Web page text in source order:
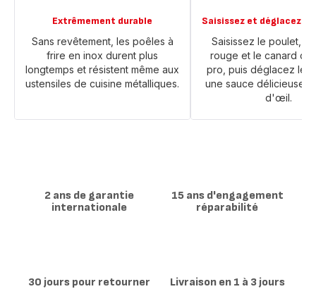
Extrêmement durable
Sans revêtement, les poêles à
frire en inox durent plus
longtemps et résistent même aux
ustensiles de cuisine métalliques.
Saisissez et déglacez
Saisissez le poulet, la
rouge et le canard
pro, puis déglacez les
une sauce délicieuse
d'œil.
2 ans de garantie
internationale
15 ans d'engagement
réparabilité
30 jours pour retourner
Livraison en 1 à 3 jours